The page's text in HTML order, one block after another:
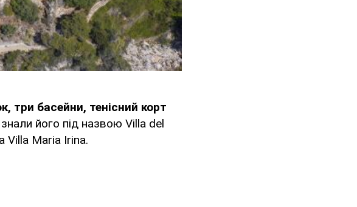
три басейни, тенісний корт
його під назвою Villa del
Villa Maria Irina.